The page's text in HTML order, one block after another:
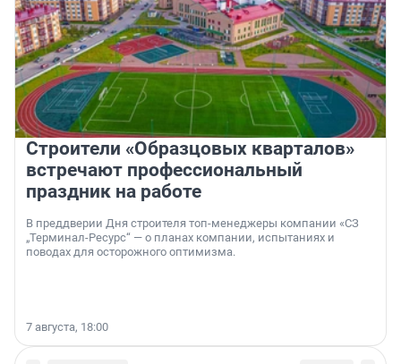
Строители «Образцовых кварталов»
встречают профессиональный
праздник на работе
В преддверии Дня строителя топ-менеджеры компании «СЗ
„Терминал-Ресурс“ — о планах компании, испытаниях и
поводах для осторожного оптимизма.
7 августа, 18:00